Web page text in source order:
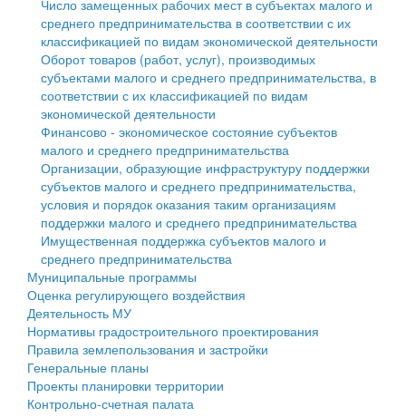
Социальная защита
Фотоальбом
Муниципальные услуги
Проекты административных регламентов
Антимонопольный комплаенс
Противодействие коррупции
Информационная поддержка субъектов малого и
среднего предпринимательства
Муниципальные программы
Контрольно-счетная палата
Персональные данные
Оценка регулирующего воздействия
Деятельность МУ
Нормативы градостроительного проектирования
Правила землепользования и застройки
Генеральные планы
Проекты планировки территории
Собрание депутатов
Число замещенных рабочих мест в субъектах малого и
среднего предпринимательства в соответствии с их
классификацией по видам экономической деятельности
Оборот товаров (работ, услуг), производимых
субъектами малого и среднего предпринимательства, в
соответствии с их классификацией по видам
экономической деятельности
Финансово - экономическое состояние субъектов
малого и среднего предпринимательства
Организации, образующие инфраструктуру поддержки
субъектов малого и среднего предпринимательства,
условия и порядок оказания таким организациям
поддержки малого и среднего предпринимательства
Имущественная поддержка субъектов малого и
среднего предпринимательства
Муниципальные программы
Оценка регулирующего воздействия
Деятельность МУ
Нормативы градостроительного проектирования
Правила землепользования и застройки
Генеральные планы
Проекты планировки территории
Контрольно-счетная палата